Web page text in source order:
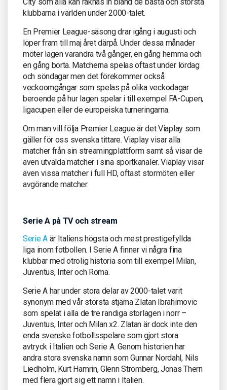
klubbarna i världen under 2000-talet.
En Premier League-säsong drar igång i augusti och
löper fram till maj året därpå. Under dessa månader
möter lagen varandra två gånger, en gång hemma och
en gång borta. Matcherna spelas oftast under lördag
och söndagar men det förekommer också
veckoomgångar som spelas på olika veckodagar
beroende på hur lagen spelar i till exempel FA-Cupen,
ligacupen eller de europeiska turneringarna.
Om man vill följa Premier League är det Viaplay som
gäller för oss svenska tittare. Viaplay visar alla
matcher från sin streamingplattform samt så visar de
även utvalda matcher i sina sportkanaler. Viaplay visar
även vissa matcher i full HD, oftast stormöten eller
avgörande matcher.
Serie A på TV och stream
Serie Aär Italiens högsta och mest prestigefyllda
liga inom fotbollen. I Serie A finner vi några fina
klubbar med otrolig historia som till exempel Milan,
Juventus, Inter och Roma.
Serie A har under stora delar av 2000-talet varit
synonym med vår största stjärna Zlatan Ibrahimovic
som spelat i alla de tre randiga storlagen i norr –
Juventus, Inter och Milan x2. Zlatan är dock inte den
enda svenske fotbollsspelare som gjort stora
avtryck i Italien och Serie A. Genom historien har
andra stora svenska namn som Gunnar Nordahl, Nils
Liedholm, Kurt Hamrin, Glenn Strömberg, Jonas Thern
med flera gjort sig ett namn i Italien.